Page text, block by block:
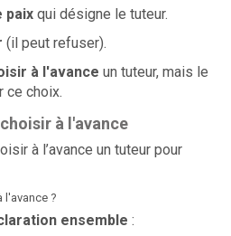
paixqui désigne le tuteur.
(il peut refuser).
à l'avanceun tuteur, mais le
ce choix.
à l'avance
à l’avance un tuteur pour
l'avance ?
ensemble: